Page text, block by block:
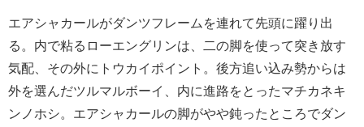
エアシャカールがダンツフレームを連れて先頭に躍り出
る。内で粘るローエングリンは、二の脚を使って突き放す
気配、その外にトウカイポイント。後方追い込み勢からは
外を選んだツルマルボーイ、内に進路をとったマチカネキ
ンノホシ。エアシャカールの脚がやや鈍ったところでダン